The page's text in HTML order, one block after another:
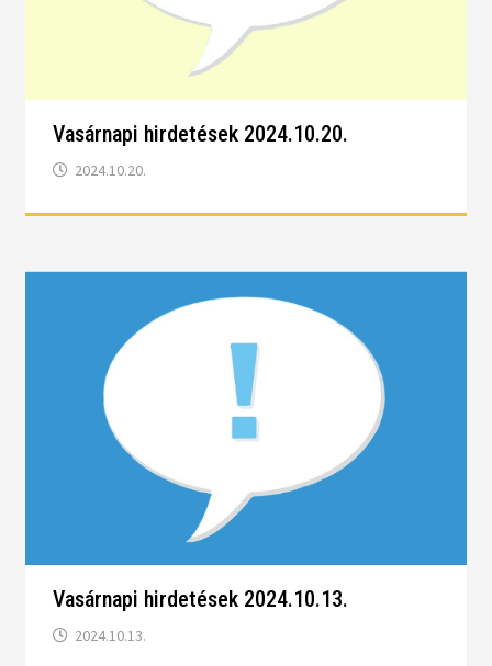
Vasárnapi hirdetések 2024.10.20.
2024.10.20.
Vasárnapi hirdetések 2024.10.13.
2024.10.13.